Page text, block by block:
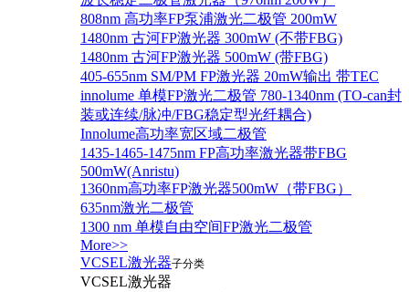
808nm 高功率FP泵浦激光二极管 200mW
1480nm 古河FP激光器 300mW (不带FBG)
1480nm 古河FP激光器 500mW (带FBG)
405-655nm SM/PM FP激光器 20mW输出 带TEC
innolume 单模FP激光二极管 780-1340nm (TO-can封
装或连续/脉冲/FBG稳定型光纤耦合)
Innolume高功率宽区域二极管
1435-1465-1475nm FP高功率激光器带FBG
500mW(Anristu)
1360nm高功率FP激光器500mW（带FBG）
635nm激光二极管
1300 nm 单模自由空间FP激光二极管
More>>
VCSEL激光器子分类
VCSEL激光器